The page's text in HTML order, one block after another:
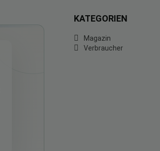
KATEGORIEN
Magazin
Verbraucher